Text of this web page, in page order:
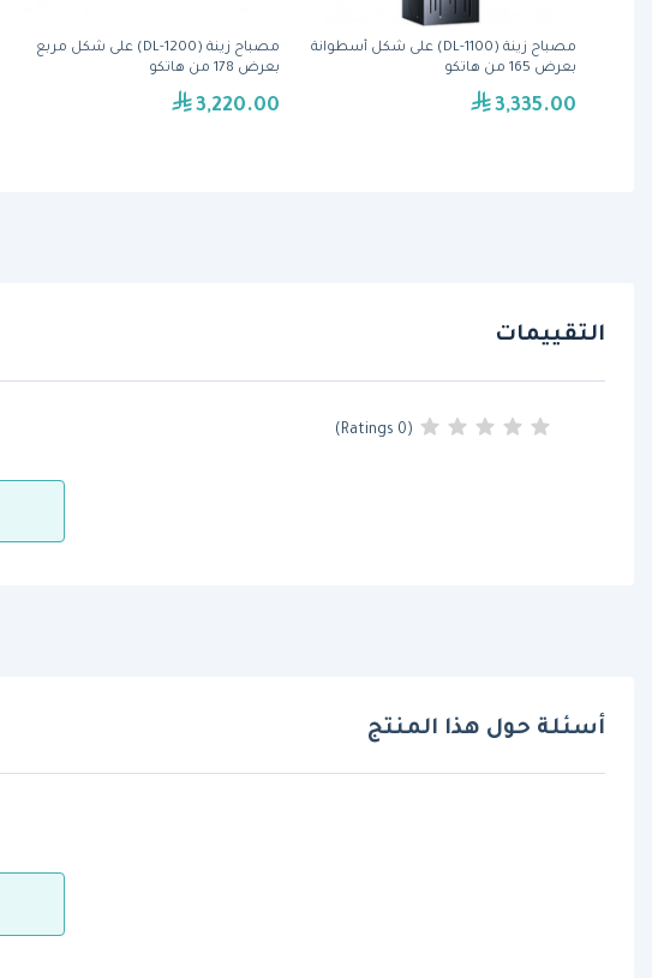
مصباح زينة (DL-1200) على شكل مربع
بعرض 178 من هاتكو
3,220.00
مصباح زينة (DL-1100) على شكل أسطوانة
بعرض 165 من هاتكو
3,335.00
التقييمات
(0 Ratings)
أسئلة حول هذا المنتج